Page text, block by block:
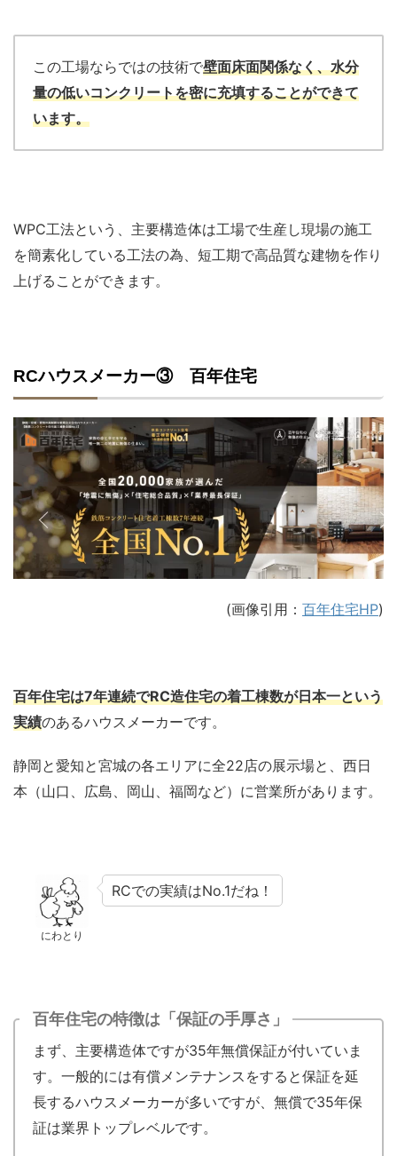
この工場ならではの技術で壁面床面関係なく、水分
量の低いコンクリートを密に充填することができて
います。
WPC工法という、主要構造体は工場で生産し現場の施工
を簡素化している工法の為、短工期で高品質な建物を作り
上げることができます。
RCハウスメーカー③ 百年住宅
(画像引用： 百年住宅HP)
百年住宅は7年連続でRC造住宅の着工棟数が日本一という
実績のあるハウスメーカーです。
静岡と愛知と宮城の各エリアに全22店の展示場と、西日
本（山口、広島、岡山、福岡など）に営業所があります。
にわとり
RCでの実績はNo.1だね！
百年住宅の特徴は「保証の手厚さ」
まず、主要構造体ですが35年無償保証が付いていま
す。一般的には有償メンテナンスをすると保証を延
長するハウスメーカーが多いですが、無償で35年保
証は業界トップレベルです。